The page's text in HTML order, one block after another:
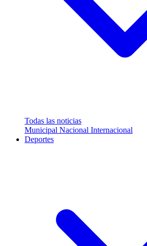
Todas las noticias
Municipal Nacional Internacional
Deportes